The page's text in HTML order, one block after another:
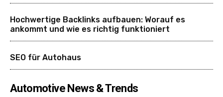
Hochwertige Backlinks aufbauen: Worauf es
ankommt und wie es richtig funktioniert
SEO für Autohaus
Automotive News & Trends